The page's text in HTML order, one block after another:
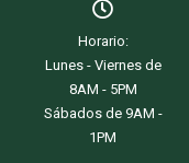
Horario:
Lunes - Viernes de
8AM - 5PM
Sábados de 9AM -
1PM